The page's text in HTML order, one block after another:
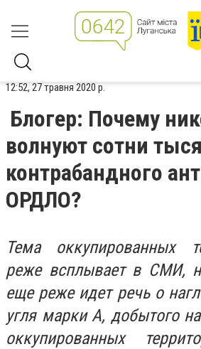
12:52, 27 травня 2020 р.
Блогер: Почему
волнуют сотни
контрабандного
ОРДЛО?
Тема оккупированных
реже всплывает в СМИ,
еще реже идет речь о
угля марки А, добытого
оккупированных